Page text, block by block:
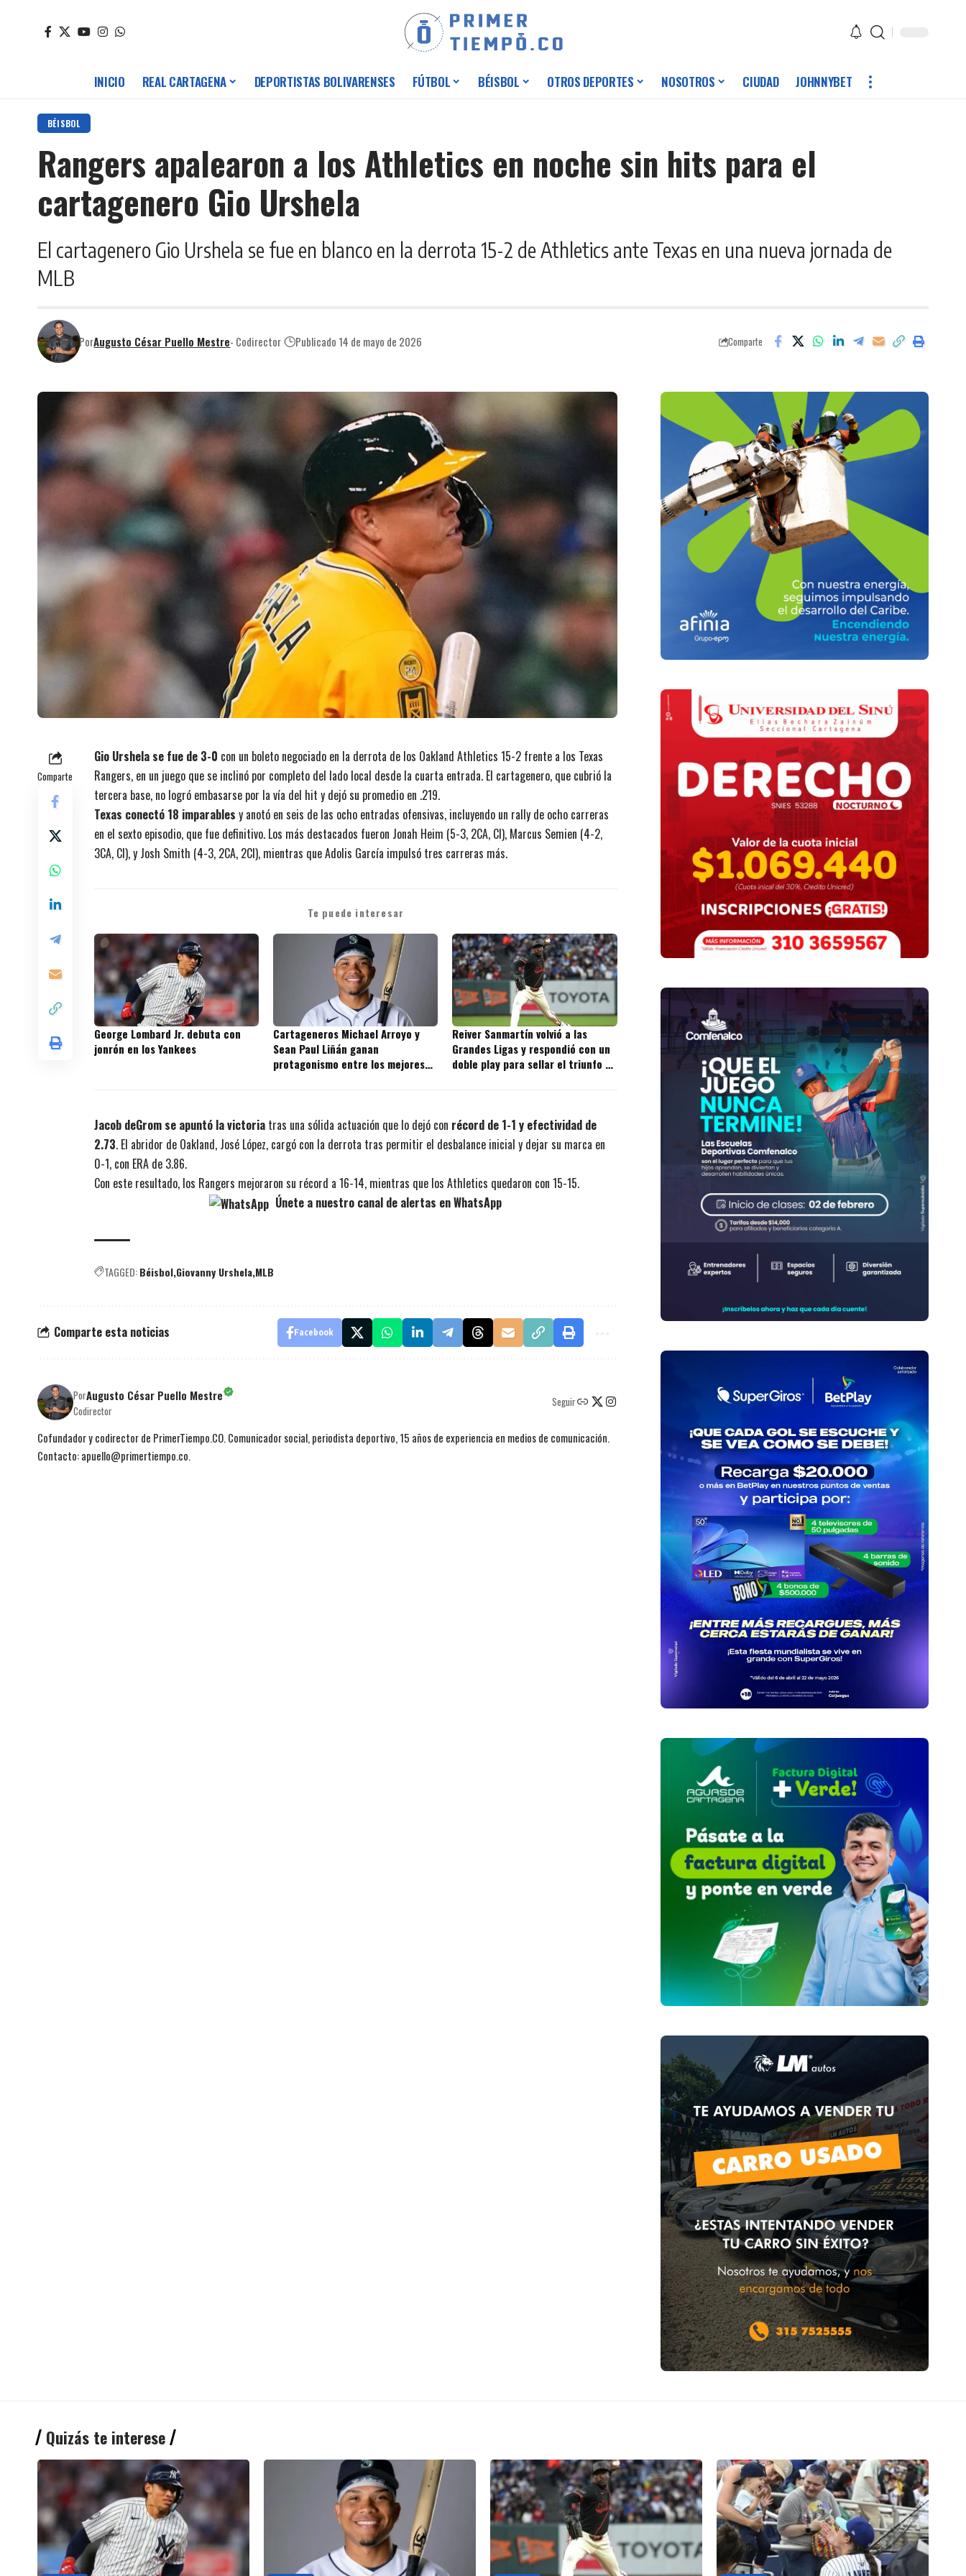
INICIO REAL CARTAGENA DEPORTISTAS BOLIVARENSES FÚTBOL BÉISBOL OTROS DEPORTES NOSOTROS CIUDAD JOHNNYBET
BÉISBOL
Rangers apalearon a los Athletics en noche sin hits para el
cartagenero Gio Urshela
El cartagenero Gio Urshela se fue en blanco en la derrota 15-2 de Athletics ante Texas en una nueva jornada de
MLB
PorAugusto César Puello Mestre- Codirector Publicado 14 de mayo de 2026 Comparte
Comparte
Gio Urshela se fue de 3-0 con un boleto negociado en la derrota de los Oakland Athletics 15-2 frente a los Texas
Rangers, en un juego que se inclinó por completo del lado local desde la cuarta entrada. El cartagenero, que cubrió la
tercera base, no logró embasarse por la vía del hit y dejó su promedio en .219.
Texas conectó 18 imparables y anotó en seis de las ocho entradas ofensivas, incluyendo un rally de ocho carreras
en el sexto episodio, que fue definitivo. Los más destacados fueron Jonah Heim (5-3, 2CA, CI), Marcus Semien (4-2,
3CA, CI), y Josh Smith (4-3, 2CA, 2CI), mientras que Adolis García impulsó tres carreras más.
Te puede interesar
George Lombard Jr. debuta con
jonrón en los Yankees
Cartageneros Michael Arroyo y
Sean Paul Liñán ganan
protagonismo entre los mejores
Reiver Sanmartín volvió a las
Grandes Ligas y respondió con un
doble play para sellar el triunfo de
Jacob deGrom se apuntó la victoria tras una sólida actuación que lo dejó con récord de 1-1 y efectividad de
2.73. El abridor de Oakland, José López, cargó con la derrota tras permitir el desbalance inicial y dejar su marca en
0-1, con ERA de 3.86.
Con este resultado, los Rangers mejoraron su récord a 16-14, mientras que los Athletics quedaron con 15-15.
Únete a nuestro canal de alertas en WhatsApp
TAGGED:Béisbol Giovanny Urshela MLB
Comparte esta noticias Facebook
PorAugusto César Puello Mestre
Codirector
Seguir
Cofundador y codirector de PrimerTiempo.CO. Comunicador social, periodista deportivo, 15 años de experiencia en medios de comunicación.
Contacto: apuello@primertiempo.co.
Quizás te interese